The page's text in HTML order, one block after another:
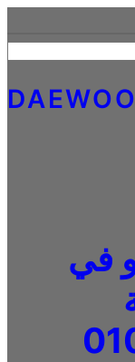
to
content
في